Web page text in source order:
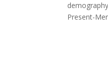
Present-